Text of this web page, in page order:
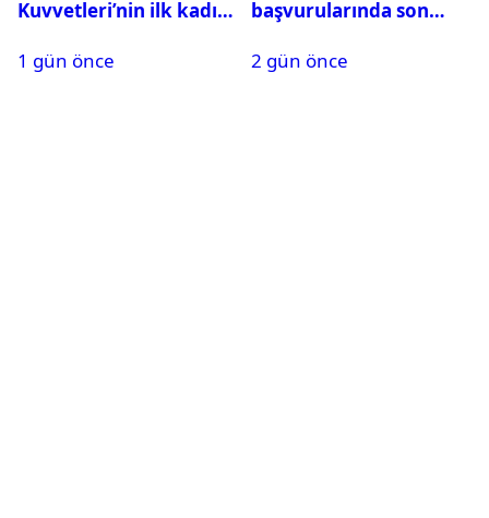
Kuvvetleri’nin ilk kadın
Karapınar hakkında
1 gün önce
başvurularında son
2 gün önce